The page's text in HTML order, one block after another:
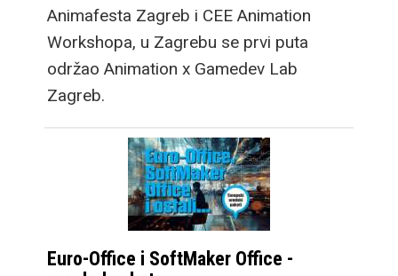
Animafesta Zagreb i CEE Animation
Workshopa, u Zagrebu se prvi puta
održao Animation x Gamedev Lab
Zagreb.
Euro-Office i SoftMaker Office -